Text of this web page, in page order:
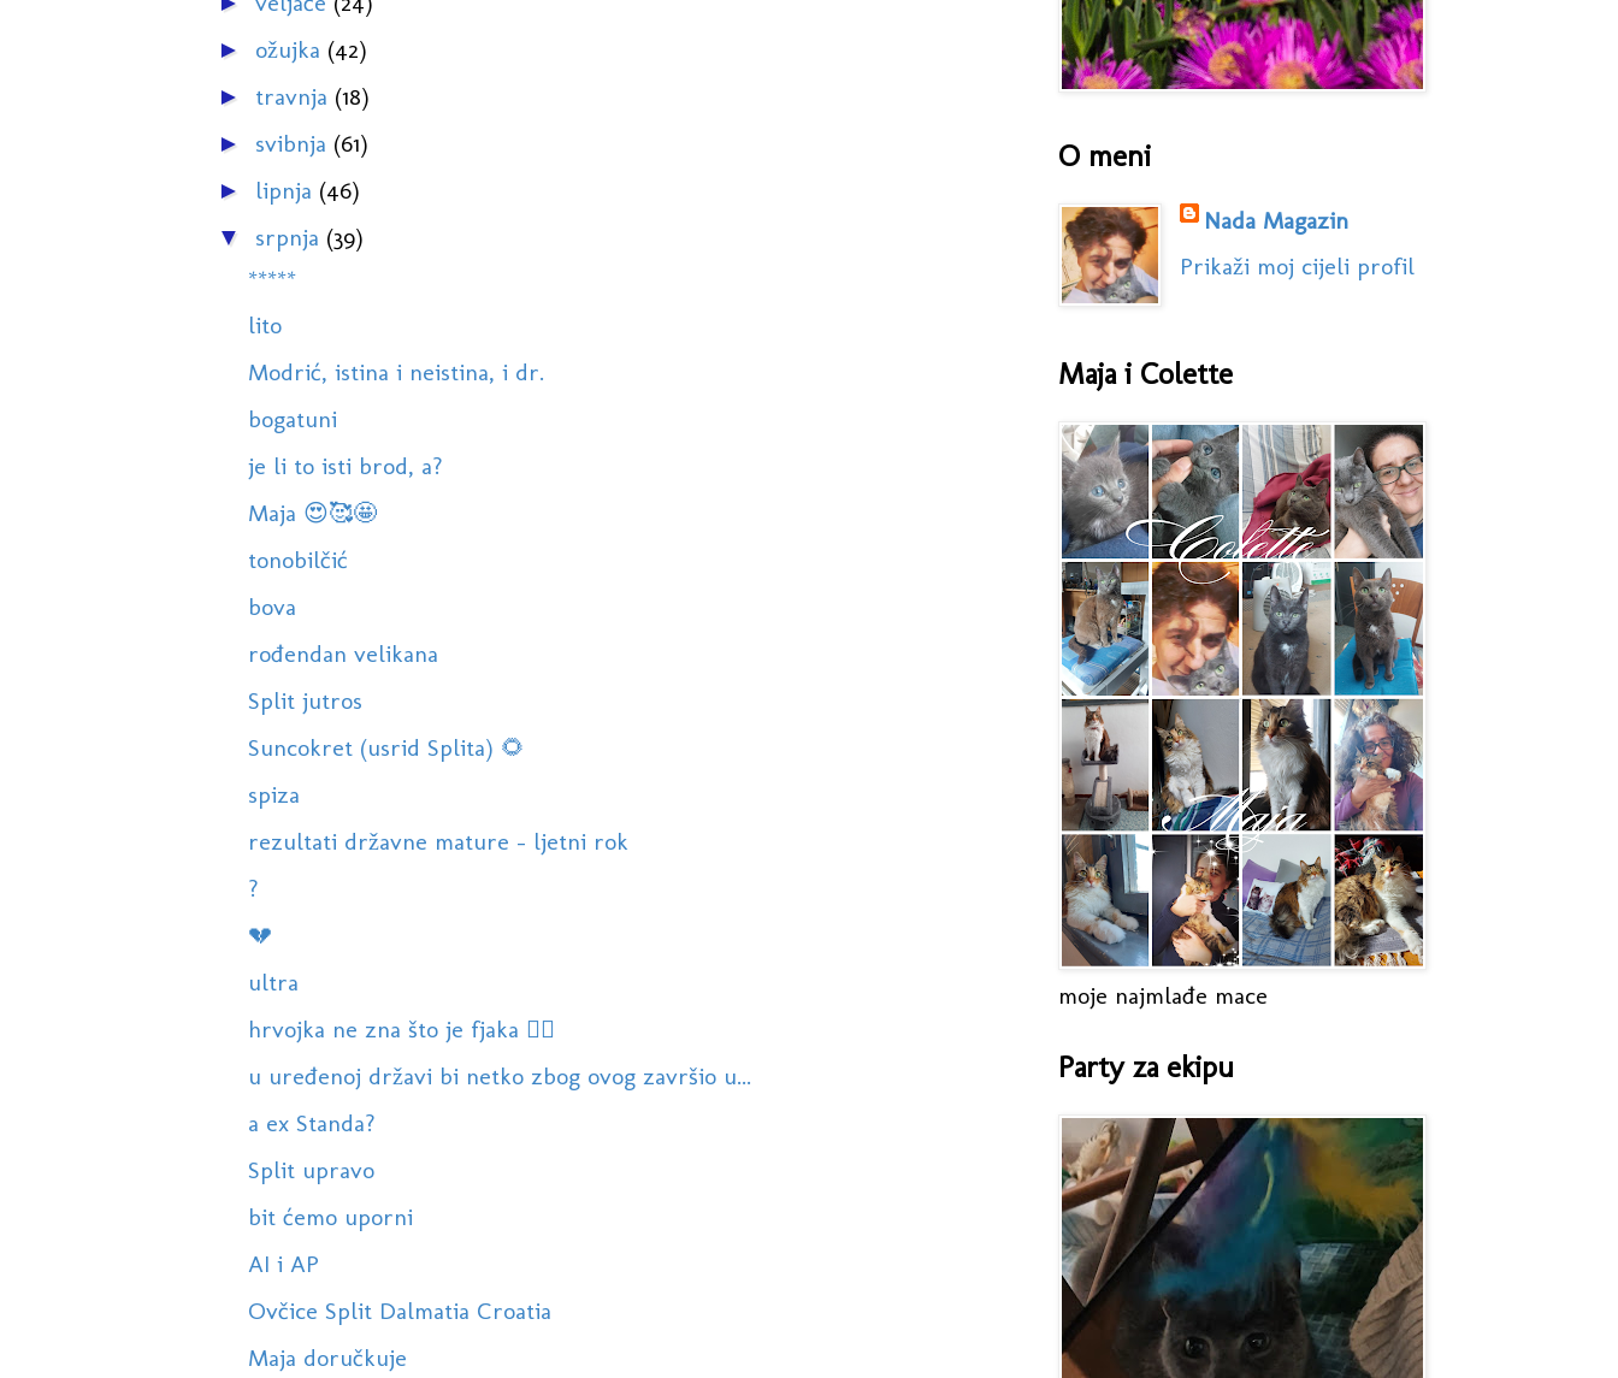
► ožujka (42)
► travnja (18)
► svibnja (61)
► lipnja (46)
▼ srpnja (39)
*****
lito
Modrić, istina i neistina, i dr.
bogatuni
je li to isti brod, a?
Maja 😍🥰🤩
tonobilčić
bova
rođendan velikana
Split jutros
Suncokret (usrid Splita) 🌻
spiza
rezultati državne mature - ljetni rok
?
💔
ultra
hrvojka ne zna što je fjaka 🤷‍♀️
u uređenoj državi bi netko zbog ovog završio u...
a ex Standa?
Split upravo
bit ćemo uporni
AI i AP
Ovčice Split Dalmatia Croatia
Maja doručkuje
O meni
Nada Magazin
Prikaži moj cijeli profil
Maja i Colette
moje najmlađe mace
Party za ekipu